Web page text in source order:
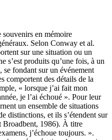
en mémoire
Selon Conway et al.
sur une situation ou un
s’est produits qu’une fois, à un
fondant sur un événement
comportent des détails de la
« lorsque j’ai fait mon
je l’ai échoué ». Pour leur
un ensemble de situations
distinctions, et ils s’étendent sur
Broadbent, 1986). À titre
j’échoue toujours. ».